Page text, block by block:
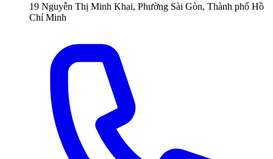
19 Nguyễn Thị Minh Khai, Phường Sài Gòn, Thành phố Hồ
Chí Minh